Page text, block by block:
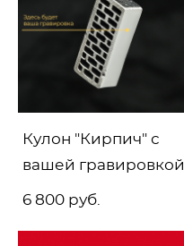
Кулон "Кирпич" с
вашей гравировкой
6 800 pуб.